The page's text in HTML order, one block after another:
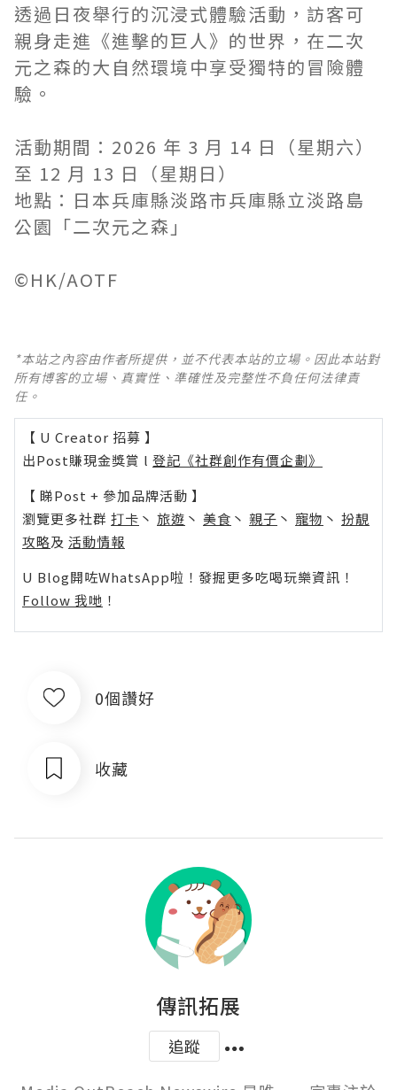
透過日夜舉行的沉浸式體驗活動，訪客可
親身走進《進擊的巨人》的世界，在二次
元之森的大自然環境中享受獨特的冒險體
驗。
活動期間：2026 年 3 月 14 日（星期六）
至 12 月 13 日（星期日）
地點：日本兵庫縣淡路市兵庫縣立淡路島
公園「二次元之森」
©HK/AOTF
*本站之內容由作者所提供，並不代表本站的立場。因此本站對
所有博客的立場、真實性、準確性及完整性不負任何法律責
任。
【 U Creator 招募 】
出Post賺現金獎賞 l 登記《社群創作有價企劃》
【 睇Post + 參加品牌活動 】
瀏覽更多社群 打卡 丶 旅遊 丶 美食 丶 親子 丶 寵物 丶 扮靚
攻略及 活動情報
U Blog開咗WhatsApp啦！發掘更多吃喝玩樂資訊！
Follow 我哋 ！
0個讚好
收藏
傳訊拓展
追蹤